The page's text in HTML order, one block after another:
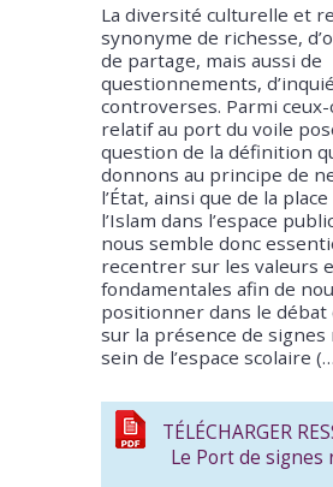
La diversité culturelle et
synonyme de richesse,
de partage, mais aussi de
questionnements,
controverses. Parmi
relatif au port du voile
question de la définition
donnons au principe de
l’État, ainsi que de la
l’Islam dans l’espace
nous semble donc
recentrer sur les valeurs
fondamentales afin de
positionner dans le débat
sur la présence de signes
sein de l’espace scolaire
TÉLÉCHARGER
Le Port de signes